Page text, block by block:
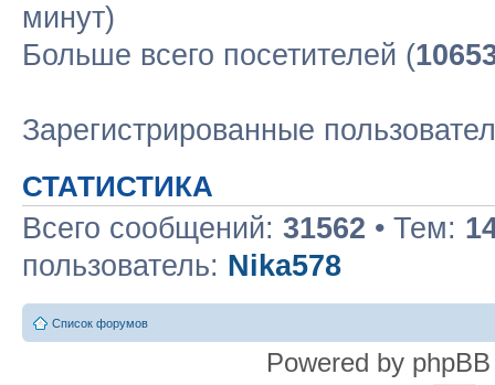
минут)
Больше всего посетителей (
Зарегистрированные
СТАТИСТИКА
Всего сообщений: 31562 • Тем:
пользователь: Nika578
Список форумов
Powered by